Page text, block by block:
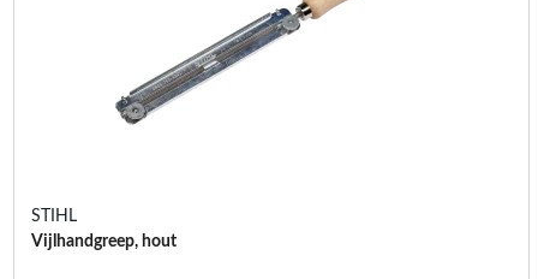
STIHL
Vijlhandgreep, hout